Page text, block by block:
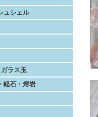
ュシェル
ラス玉
軽石・熔岩